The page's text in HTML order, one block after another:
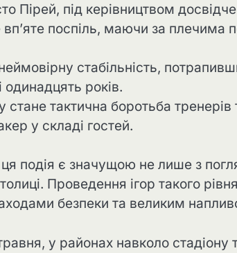
Пірей, під керівництвом
поспіль, маючи за плечима
стабільність,
років.
тактична боротьба тренерів
у складі гостей.
подія є значущою не лише з
Проведення ігор такого
безпеки та великим
у районах навколо стадіону